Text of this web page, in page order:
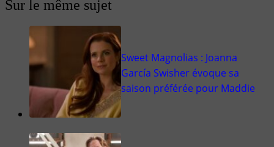
Sur le même sujet
Sweet Magnolias : Joanna
García Swisher évoque sa
saison préférée pour Maddie